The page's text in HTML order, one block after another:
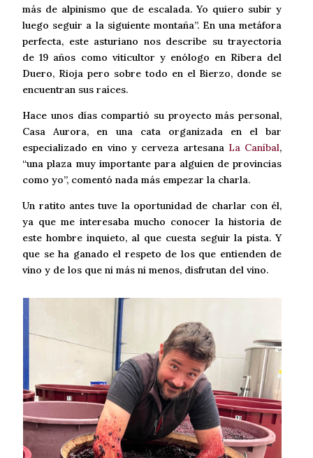
más de alpinismo que de escalada. Yo quiero subir y
luego seguir a la siguiente montaña”. En una metáfora
perfecta, este asturiano nos describe su trayectoria
de 19 años como viticultor y enólogo en Ribera del
Duero, Rioja pero sobre todo en el Bierzo, donde se
encuentran sus raíces.
Hace unos días compartió su proyecto más personal,
Casa Aurora, en una cata organizada en el bar
especializado en vino y cerveza artesana La Caníbal,
“una plaza muy importante para alguien de provincias
como yo”, comentó nada más empezar la charla.
Un ratito antes tuve la oportunidad de charlar con él,
ya que me interesaba mucho conocer la historia de
este hombre inquieto, al que cuesta seguir la pista. Y
que se ha ganado el respeto de los que entienden de
vino y de los que ni más ni menos, disfrutan del vino.